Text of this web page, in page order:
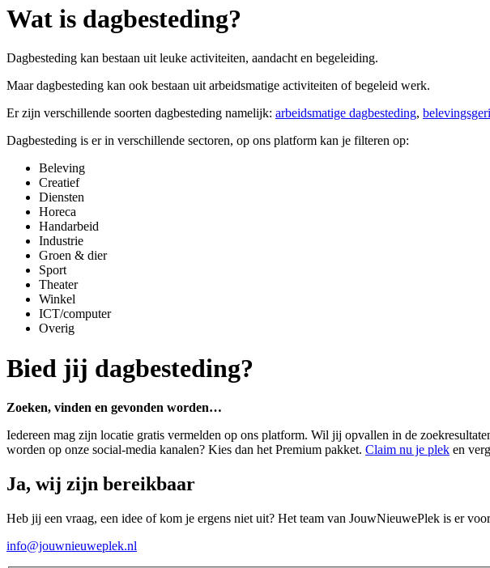
Wat is dagbesteding?
Dagbesteding kan bestaan uit leuke activiteiten, aandacht en begeleiding.
Maar dagbesteding kan ook bestaan uit arbeidsmatige activiteiten of begeleid werk.
Er zijn verschillende soorten dagbesteding namelijk: arbeidsmatige dagbesteding,
Dagbesteding is er in verschillende sectoren, op ons platform kan je filteren op:
Beleving
Creatief
Diensten
Horeca
Handarbeid
Industrie
Groen & dier
Sport
Theater
Winkel
ICT/computer
Overig
Bied jij dagbesteding?
Zoeken, vinden en gevonden worden…
Iedereen mag zijn locatie gratis vermelden op ons platform. Wil jij opvallen in de
worden op onze social-media kanalen? Kies dan het Premium pakket. Claim nu je plek en
Ja, wij zijn bereikbaar
Heb jij een vraag, een idee of kom je ergens niet uit? Het team van JouwNieuwePlek is er
info@jouwnieuweplek.nl